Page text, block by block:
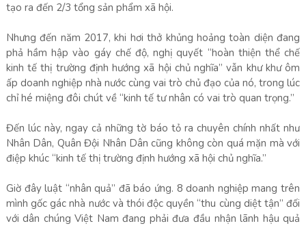
tạo ra đến 2/3 tổng sản phẩm xã hội.
Nhưng đến năm 2017, khi hơi thở khủng hoảng toàn diện đang
phả hầm hập vào gáy chế độ, nghị quyết “hoàn thiện thể chế
kinh tế thị trường định hướng xã hội chủ nghĩa” vẫn khư khư ôm
ấp doanh nghiệp nhà nước cùng vai trò chủ đạo của nó, trong lúc
chỉ hé miệng đôi chút về “kinh tế tư nhân có vai trò quan trọng.”
Đến lúc này, ngay cả những tờ báo tỏ ra chuyên chính nhất như
Nhân Dân, Quân Đội Nhân Dân cũng không còn quá mặn mà với
điệp khúc “kinh tế thị trường định hướng xã hội chủ nghĩa.”
Giờ đây luật “nhân quả” đã báo ứng. 8 doanh nghiệp mang trên
mình gốc gác nhà nước và thói độc quyền “thu cùng diệt tận” đối
với dân chúng Việt Nam đang phải đưa đầu nhận lãnh hậu quả